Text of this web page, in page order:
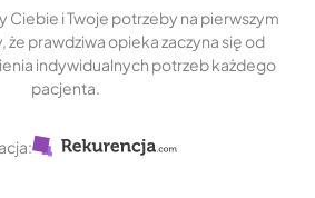
Ciebie i Twoje potrzeby na pierwszym
że prawdziwa opieka zaczyna się od
indywidualnych potrzeb każdego
pacjenta.